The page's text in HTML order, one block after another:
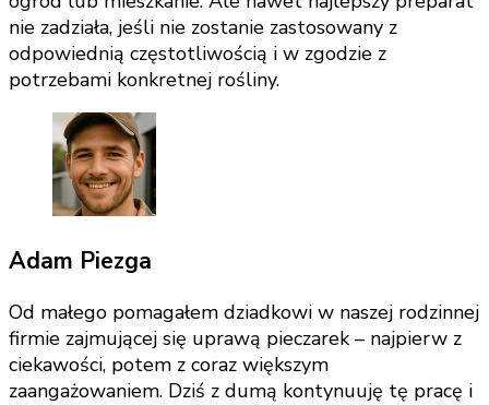
nie zadziała, jeśli nie zostanie zastosowany z
odpowiednią częstotliwością i w zgodzie z
potrzebami konkretnej rośliny.
Adam Piezga
Od małego pomagałem dziadkowi w naszej rodzinnej
firmie zajmującej się uprawą pieczarek – najpierw z
ciekawości, potem z coraz większym
zaangażowaniem. Dziś z dumą kontynuuję tę pracę i